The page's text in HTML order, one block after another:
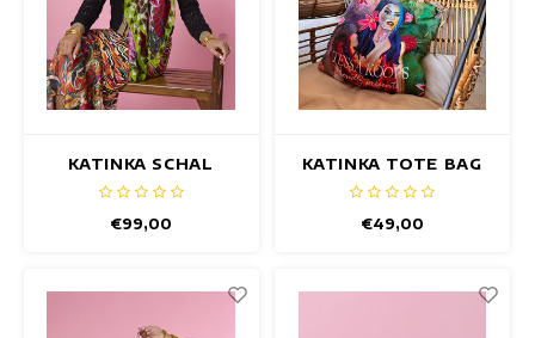
KATINKA SCHAL
€99,00
KATINKA TOTE BAG
€49,00